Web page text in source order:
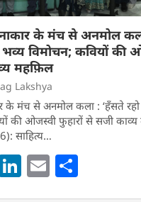
के मंच से अनमोल
भव्य विमोचन; कवियों की
महफ़िल
Lakshya
के मंच से अनमोल कला : ‘हॅंसते रहो
की ओजस्वी फुहारों से सजी
साहित्य…
Li E